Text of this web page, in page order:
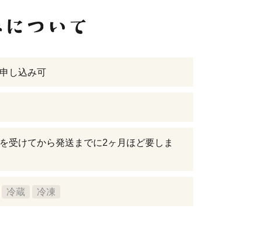
し込み可
受けてから発送までに2ヶ月ほど要しま
冷蔵 冷凍